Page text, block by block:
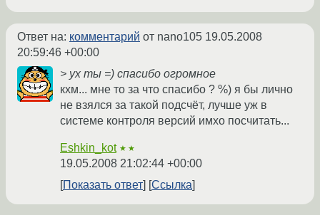
Ответ на: комментарий от nano105 19.05.2008
20:59:46 +00:00
> ух ты =) спасибо огромное
кхм... мне то за что спасибо ? %) я бы лично
не взялся за такой подсчёт, лучше уж в
системе контроля версий имхо посчитать...
Eshkin_kot ★★
19.05.2008 21:02:44 +00:00
Показать ответ
Ссылка